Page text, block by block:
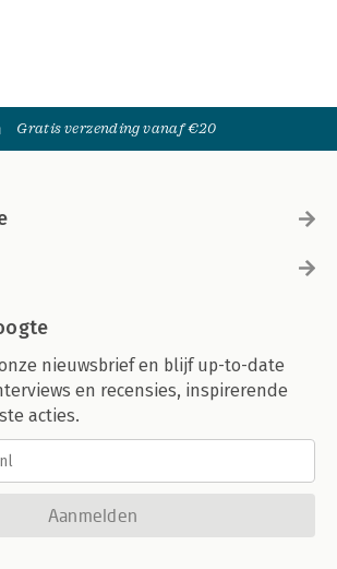
Gratis verzending vanaf €20
nieuwsbrief en blijf up-to-date
en recensies, inspirerende
acties.
Aanmelden